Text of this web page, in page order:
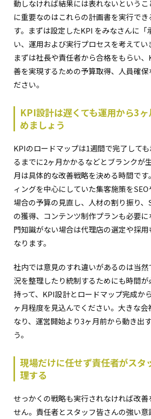
動しなければ結果には表れないというこ
に重要なのはこれらの計画書を実行で
す。まずは設定したKPI をみなさんに「
い、運用および実行プロセスを考えてい
まずは社長や責任者から合格をもらい
善を実現するための予算取得、人員確保
ださい。
KPI設計は遅くても運用から3
めましょう
KPIのロードマップは1週間で完了して
るまでに2ヶ月かかるなどとブランクが
月は具体的な改善戦略を決める時間で
ィングを中心にしていた集客施策を
場合の予算の見直し、人材の割り振り
の獲得、コンテンツ制作プランも必要
門知識がない場合は代理店の選定や採
なります。
社内では意見のすれ違いがあるのは当
況を整理したり統制するためにも時間が
持って、KPI設計とロードマップ完成か
ヶ月程度を見込んでください。大きな
なり、運営開始より3ヶ月前から動き出
う。
現場だけに任せず責任者がスタ
理する
せっかくの戦略も実行されなければ改善
せん。責任者とスタッフ皆さんの強い意